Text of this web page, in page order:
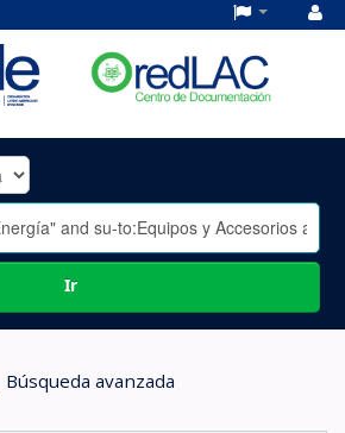
Ir
Búsqueda avanzada